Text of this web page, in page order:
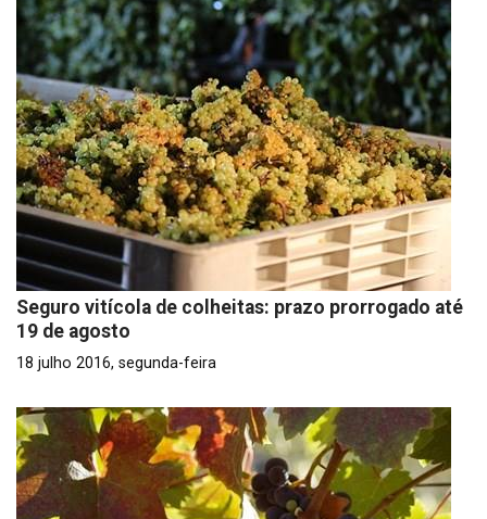
Seguro vitícola de colheitas: prazo prorrogado até
19 de agosto
18 julho 2016, segunda-feira